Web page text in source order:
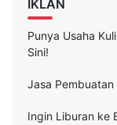
IKLAN
Punya Usaha
Sini!
Jasa Pembuatan
Ingin Liburan ke